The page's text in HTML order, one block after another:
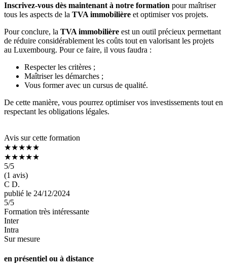
Inscrivez-vous dès maintenant à notre formation pour maîtriser
tous les aspects de la TVA immobilière et optimiser vos projets.
Pour conclure, la TVA immobilière est un outil précieux permettant
de réduire considérablement les coûts tout en valorisant les projets
au Luxembourg. Pour ce faire, il vous faudra :
Respecter les critères ;
Maîtriser les démarches ;
Vous former avec un cursus de qualité.
De cette manière, vous pourrez optimiser vos investissements tout en
respectant les obligations légales.
Avis sur cette formation
★★★★★
★★★★★
5/5
(1 avis)
C D.
publié le 24/12/2024
5/5
Formation très intéressante
Inter
Intra
Sur mesure
en présentiel ou à distance